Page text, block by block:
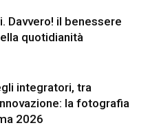
Davvero! il benessere
quotidianità
integratori, tra
la fotografia
2026